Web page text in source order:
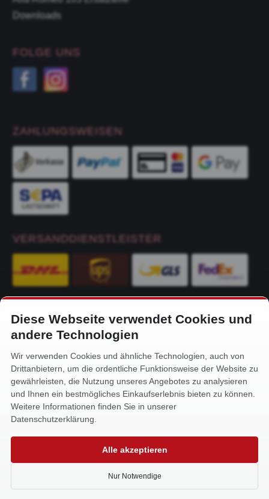
Downloads
FOLGE UNS
ZAHLUNGSWEISEN
VERSANDDIENSTLEISTER
KONTAKT
Alfa-Service Hurtienne GmbH
Siemensstr. 32
59199 Bönen
+49 (0) 2383 93640
info@alfa-service.com
Whatsapp (no voice calls):
Diese Webseite verwendet Cookies und
andere Technologien
Wir verwenden Cookies und ähnliche Technologien, auch von
Drittanbietern, um die ordentliche Funktionsweise der Website zu
gewährleisten, die Nutzung unseres Angebotes zu analysieren
und Ihnen ein bestmögliches Einkaufserlebnis bieten zu können.
Weitere Informationen finden Sie in unserer
Datenschutzerklärung.
Alle akzeptieren
Nur Notwendige